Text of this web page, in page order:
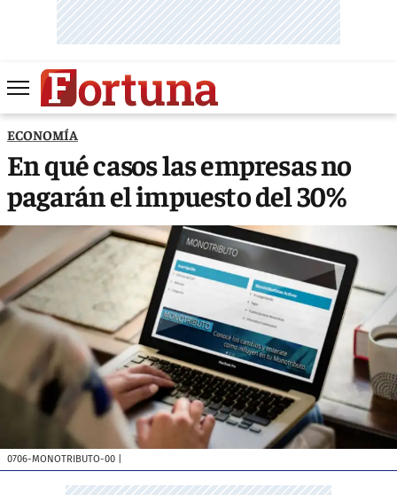
ECONOMÍA
En qué casos las empresas no
pagarán el impuesto del 30%
0706-MONOTRIBUTO-00